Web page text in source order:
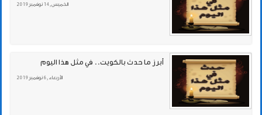
الخميس , 14 نوفمبر 2019
أبرز ما حدث بالكويت.. في مثل هذا اليوم
الأربعاء , 6 نوفمبر 2019